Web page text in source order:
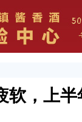
软，上